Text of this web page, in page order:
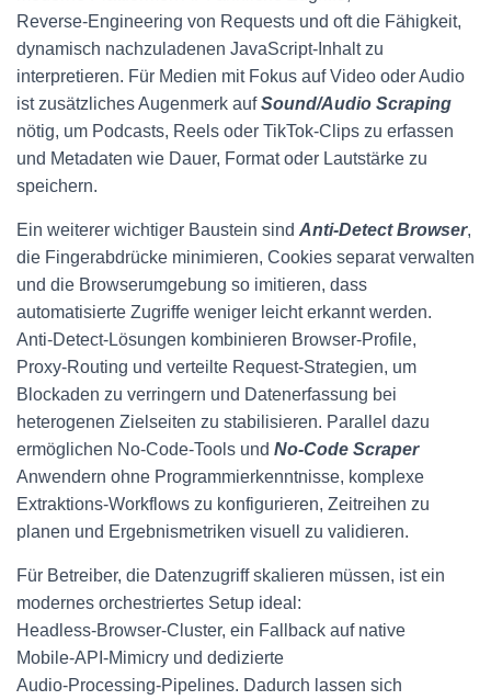
Reverse‑Engineering von Requests und oft die Fähigkeit,
dynamisch nachzuladenen JavaScript‑Inhalt zu
interpretieren. Für Medien mit Fokus auf Video oder Audio
ist zusätzliches Augenmerk aufSound/Audio Scraping
nötig, um Podcasts, Reels oder TikTok‑Clips zu erfassen
und Metadaten wie Dauer, Format oder Lautstärke zu
speichern.
Ein weiterer wichtiger Baustein sind Anti‑Detect Browser,
die Fingerabdrücke minimieren, Cookies separat verwalten
und die Browserumgebung so imitieren, dass
automatisierte Zugriffe weniger leicht erkannt werden.
Anti‑Detect‑Lösungen kombinieren Browser‑Profile,
Proxy‑Routing und verteilte Request‑Strategien, um
Blockaden zu verringern und Datenerfassung bei
heterogenen Zielseiten zu stabilisieren. Parallel dazu
ermöglichen No‑Code‑Tools und No‑Code Scraper
Anwendern ohne Programmierkenntnisse, komplexe
Extraktions‑Workflows zu konfigurieren, Zeitreihen zu
planen und Ergebnismetriken visuell zu validieren.
Für Betreiber, die Datenzugriff skalieren müssen, ist ein
modernes orchestriertes Setup ideal:
Headless‑Browser‑Cluster, ein Fallback auf native
Mobile‑API‑Mimicry und dedizierte
Audio‑Processing‑Pipelines. Dadurch lassen sich